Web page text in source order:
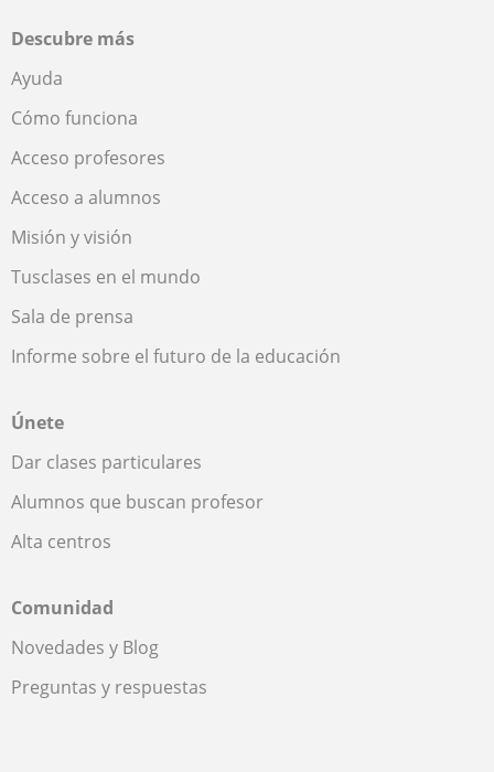
Descubre más
Ayuda
Cómo funciona
Acceso profesores
Acceso a alumnos
Misión y visión
Tusclases en el mundo
Sala de prensa
Informe sobre el futuro de la educación
Únete
Dar clases particulares
Alumnos que buscan profesor
Alta centros
Comunidad
Novedades y Blog
Preguntas y respuestas